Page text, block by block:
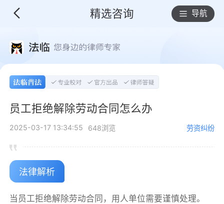
精选咨询 导航
员工拒绝解除劳动合同怎么办
2025-03-17 13:34:55 648浏览 劳资纠纷
法律解析
当员工拒绝解除劳动合同，用人单位需要谨慎处理。